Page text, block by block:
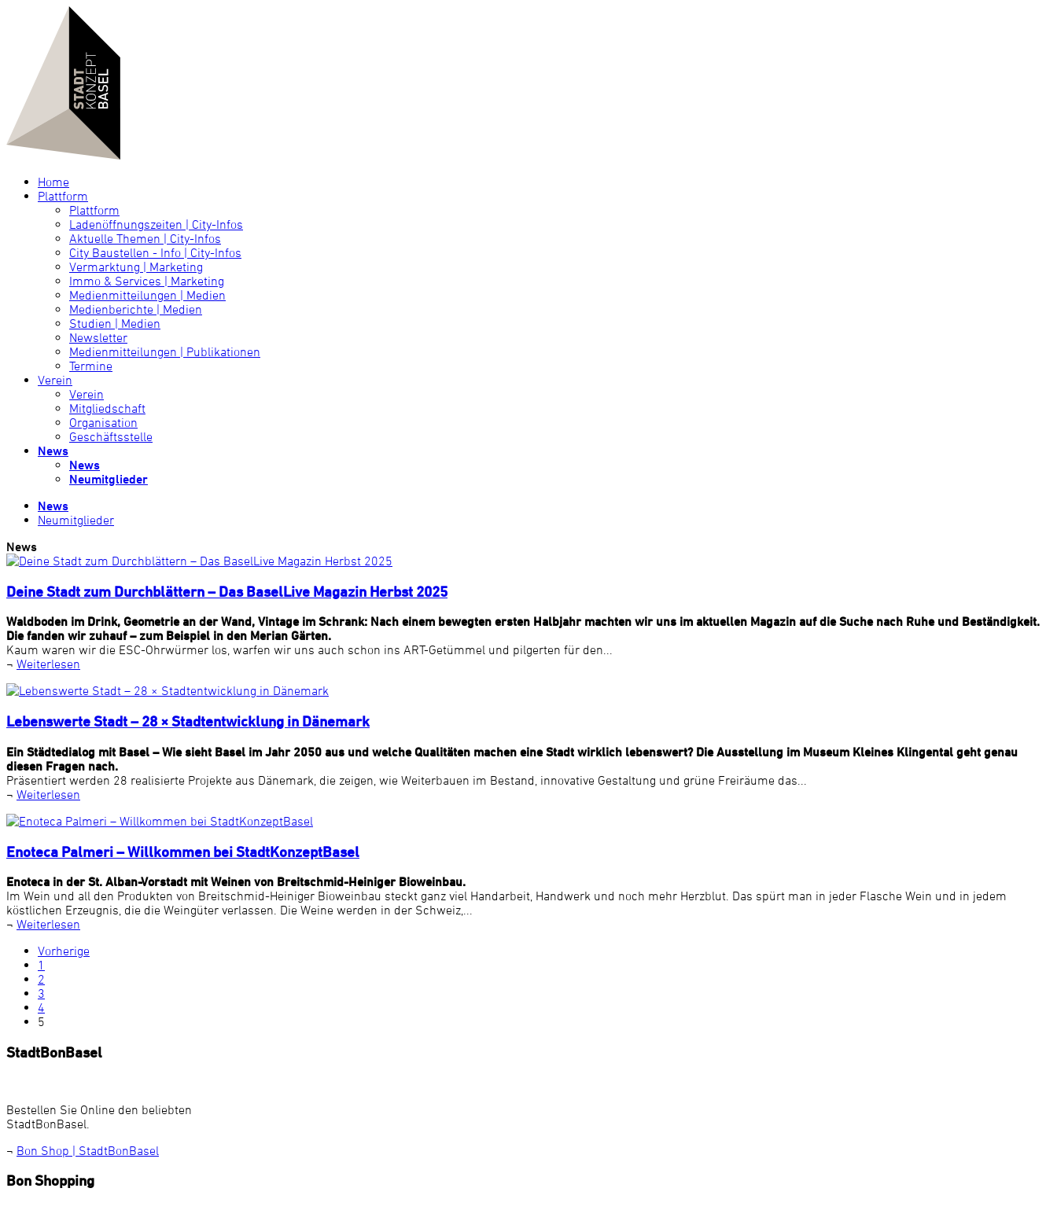
Home
Plattform
Plattform
Ladenöffnungszeiten | City-Infos
Aktuelle Themen | City-Infos
City Baustellen - Info | City-Infos
Vermarktung | Marketing
Immo & Services | Marketing
Medienmitteilungen | Medien
Medienberichte | Medien
Studien | Medien
Newsletter
Medienmitteilungen | Publikationen
Termine
Verein
Verein
Mitgliedschaft
Organisation
Geschäftsstelle
News
News
Neumitglieder
News
Neumitglieder
News
Deine Stadt zum Durchblättern – Das BaselLive Magazin Herbst 2025
Waldboden im Drink, Geometrie an der Wand, Vintage im Schrank: Nach einem bewegten ersten Halbjahr machten wir uns im aktuellen Magazin auf die Suche nach Ruhe und Beständigkeit.
Die fanden wir zuhauf – zum Beispiel in den Merian Gärten.
Kaum waren wir die ESC-Ohrwürmer los, warfen wir uns auch schon ins ART-Getümmel und pilgerten für den...
¬ Weiterlesen
Lebenswerte Stadt – 28 × Stadtentwicklung in Dänemark
Ein Städtedialog mit Basel – Wie sieht Basel im Jahr 2050 aus und welche Qualitäten machen eine Stadt wirklich lebenswert? Die Ausstellung im Museum Kleines Klingental geht genau
diesen Fragen nach.
Präsentiert werden 28 realisierte Projekte aus Dänemark, die zeigen, wie Weiterbauen im Bestand, innovative Gestaltung und grüne Freiräume das...
¬ Weiterlesen
Enoteca Palmeri – Willkommen bei StadtKonzeptBasel
Enoteca in der St. Alban-Vorstadt mit Weinen von Breitschmid-Heiniger Bioweinbau.
Im Wein und all den Produkten von Breitschmid-Heiniger Bioweinbau steckt ganz viel Handarbeit, Handwerk und noch mehr Herzblut. Das spürt man in jeder Flasche Wein und in jedem
köstlichen Erzeugnis, die die Weingüter verlassen. Die Weine werden in der Schweiz,...
¬ Weiterlesen
Vorherige
1
2
3
4
5
StadtBonBasel
Bestellen Sie Online den beliebten
StadtBonBasel.
¬ Bon Shop | StadtBonBasel
Bon Shopping